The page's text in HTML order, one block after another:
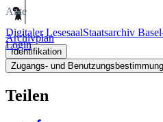
Digitaler LesesaalStaatsarchiv
Login
Akte
Archivplan
Identifikation
Zugangs- und
Teilen